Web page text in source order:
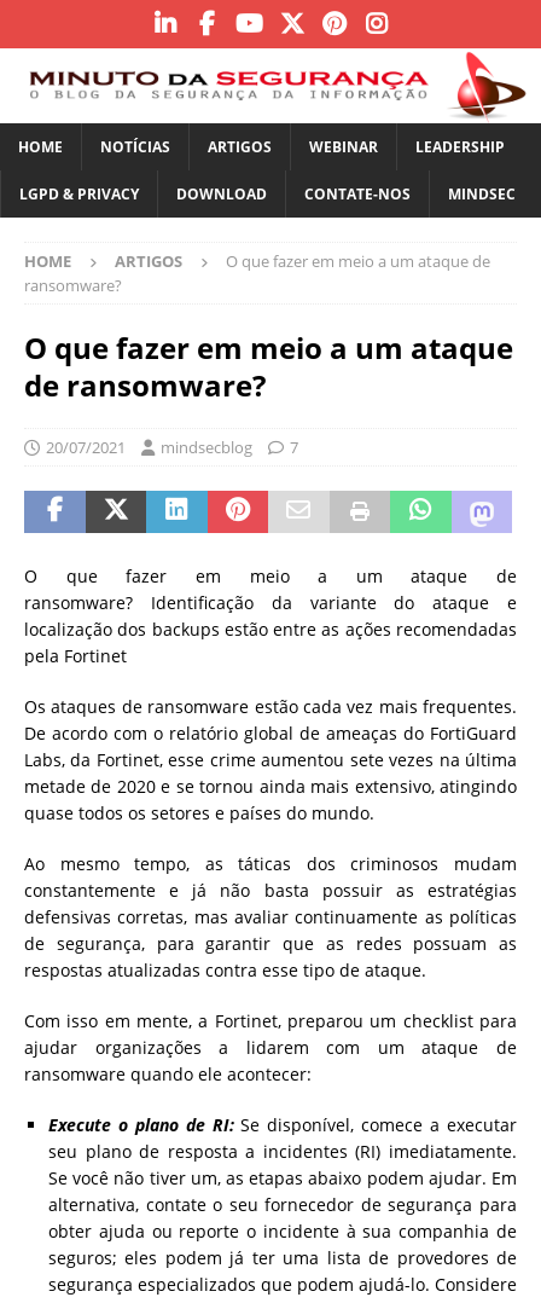
HOME NOTÍCIAS ARTIGOS WEBINAR LEADERSHIP
LGPD & PRIVACY DOWNLOAD CONTATE-NOS MINDSEC
HOME ARTIGOS
O que fazer em meio a um ataque de
ransomware?
O que fazer em meio a um ataque
de ransomware?
20/07/2021 mindsecblog 7
O que fazer em meio a um ataque de
ransomware? Identificação da variante do ataque e
localização dos backups estão entre as ações recomendadas
pela Fortinet
Os ataques de ransomware estão cada vez mais frequentes.
De acordo com o relatório global de ameaças do FortiGuard
Labs, da Fortinet, esse crime aumentou sete vezes na última
metade de 2020 e se tornou ainda mais extensivo, atingindo
quase todos os setores e países do mundo.
Ao mesmo tempo, as táticas dos criminosos mudam
constantemente e já não basta possuir as estratégias
defensivas corretas, mas avaliar continuamente as políticas
de segurança, para garantir que as redes possuam as
respostas atualizadas contra esse tipo de ataque.
Com isso em mente, a Fortinet, preparou um checklist para
ajudar organizações a lidarem com um ataque de
ransomware quando ele acontecer:
Execute o plano de RI:Se disponível, comece a executar
seu plano de resposta a incidentes (RI) imediatamente.
Se você não tiver um, as etapas abaixo podem ajudar. Em
alternativa, contate o seu fornecedor de segurança para
obter ajuda ou reporte o incidente à sua companhia de
seguros; eles podem já ter uma lista de provedores de
segurança especializados que podem ajudá-lo. Considere